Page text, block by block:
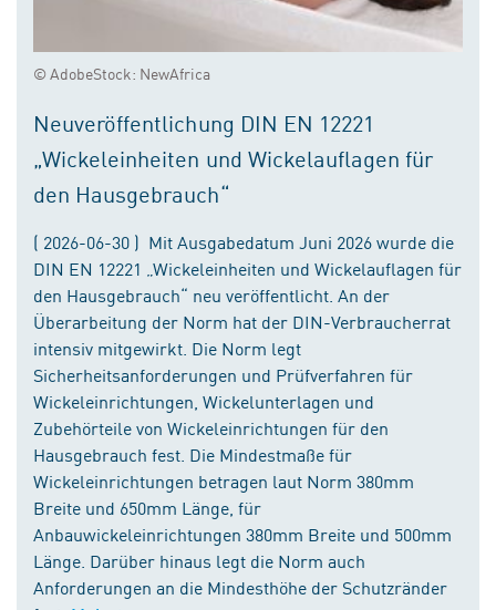
© AdobeStock: NewAfrica
Neuveröffentlichung DIN EN 12221
„Wickeleinheiten und Wickelauflagen für
den Hausgebrauch“
( 2026-06-30 ) Mit Ausgabedatum Juni 2026 wurde die
DIN EN 12221 „Wickeleinheiten und Wickelauflagen für
den Hausgebrauch“ neu veröffentlicht. An der
Überarbeitung der Norm hat der DIN-Verbraucherrat
intensiv mitgewirkt. Die Norm legt
Sicherheitsanforderungen und Prüfverfahren für
Wickeleinrichtungen, Wickelunterlagen und
Zubehörteile von Wickeleinrichtungen für den
Hausgebrauch fest. Die Mindestmaße für
Wickeleinrichtungen betragen laut Norm 380mm
Breite und 650mm Länge, für
Anbauwickeleinrichtungen 380mm Breite und 500mm
Länge. Darüber hinaus legt die Norm auch
Anforderungen an die Mindesthöhe der Schutzränder